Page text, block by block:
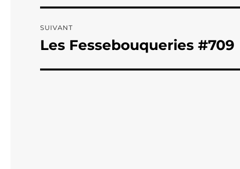
SUIVANT
Publication
Les Fessebouqueries #709